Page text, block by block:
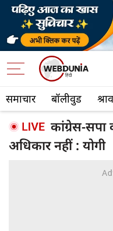
समाचार बॉलीवुड
कांग्रेस-सपा
अधिकार नहीं : योगी